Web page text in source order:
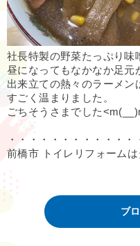
社長特製の野菜たっぷり味
昼になってもなかなか足元
出来立ての熱々のラーメン
すごく温まりました。
ごちそうさまでした
・・・・・・・・・・・・
前橋市 トイレリフォーム
ブ